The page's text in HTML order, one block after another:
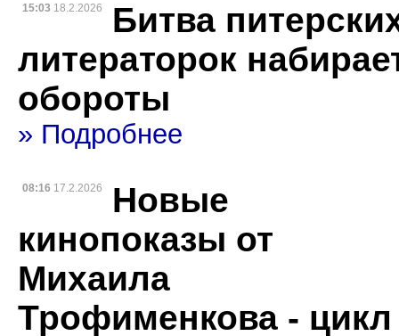
15:03 18.2.2026
Битва
литераторок
обороты
» Подробнее
08:16 17.2.2026
Новые
кинопоказы от
Михаила
Трофименкова - цикл